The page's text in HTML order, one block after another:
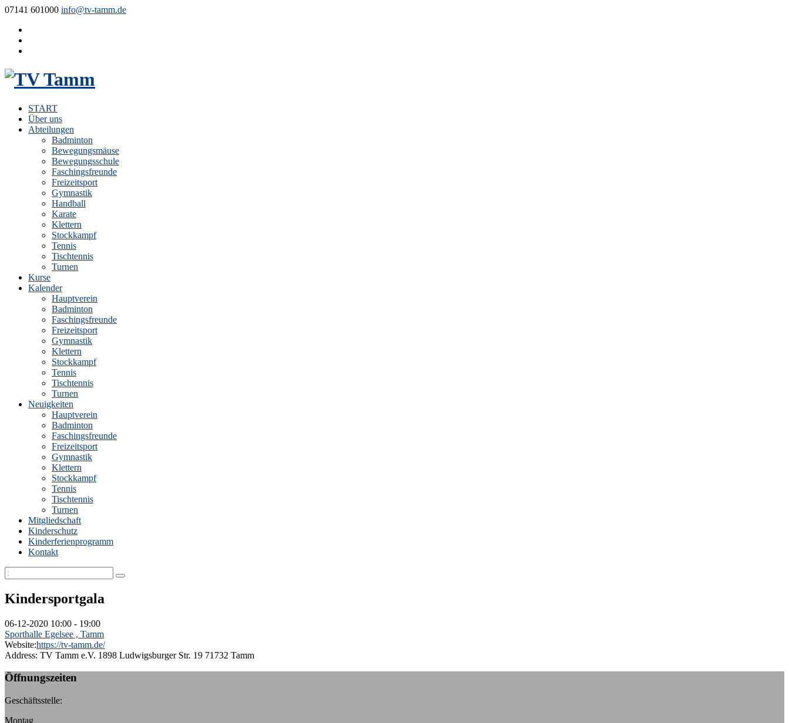
07141 601000 info@tv-tamm.de
START
Über uns
Abteilungen
Badminton
Bewegungsmäuse
Bewegungsschule
Faschingsfreunde
Freizeitsport
Gymnastik
Handball
Karate
Klettern
Stockkampf
Tennis
Tischtennis
Turnen
Kurse
Kalender
Hauptverein
Badminton
Faschingsfreunde
Freizeitsport
Gymnastik
Klettern
Stockkampf
Tennis
Tischtennis
Turnen
Neuigkeiten
Hauptverein
Badminton
Faschingsfreunde
Freizeitsport
Gymnastik
Klettern
Stockkampf
Tennis
Tischtennis
Turnen
Mitgliedschaft
Kinderschutz
Kinderferienprogramm
Kontakt
Kindersportgala
06-12-2020 10:00 - 19:00
Sporthalle Egelsee , Tamm
Website:https://tv-tamm.de/
Address: TV Tamm e.V. 1898 Ludwigsburger Str. 19 71732 Tamm
Öffnungszeiten
Geschäftsstelle:
Montag